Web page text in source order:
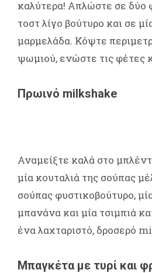
καλύτερα! Απλώστε σε δύο
τοστ λίγο βούτυρο και σε
μαρμελάδα. Κόψτε
ψωμιού, ενώστε τις φέτες
Πρωινό milkshake
Αναμείξτε καλά στο
μία κουταλιά της σούπας
σούπας φυστικοβούτυρο,
μπανάνα και μία τσιμπιά
ένα λαχταριστό, δροσερό
Μπαγκέτα με τυρί και